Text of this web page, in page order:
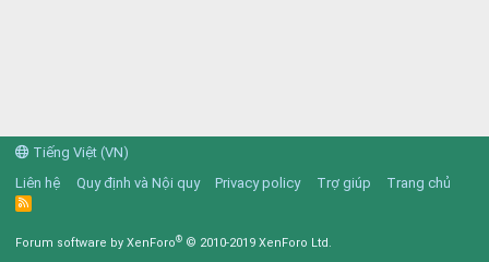
Tiếng Việt (VN)
Liên hệ
Quy định và Nội quy Privacy policy Trợ giúp Trang chủ
R
S
Forum software by XenForo® © 2010-2019 XenForo Ltd.